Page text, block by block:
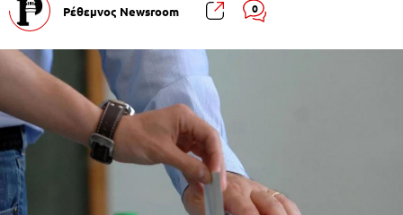
Ρέθεμνος Newsroom 0